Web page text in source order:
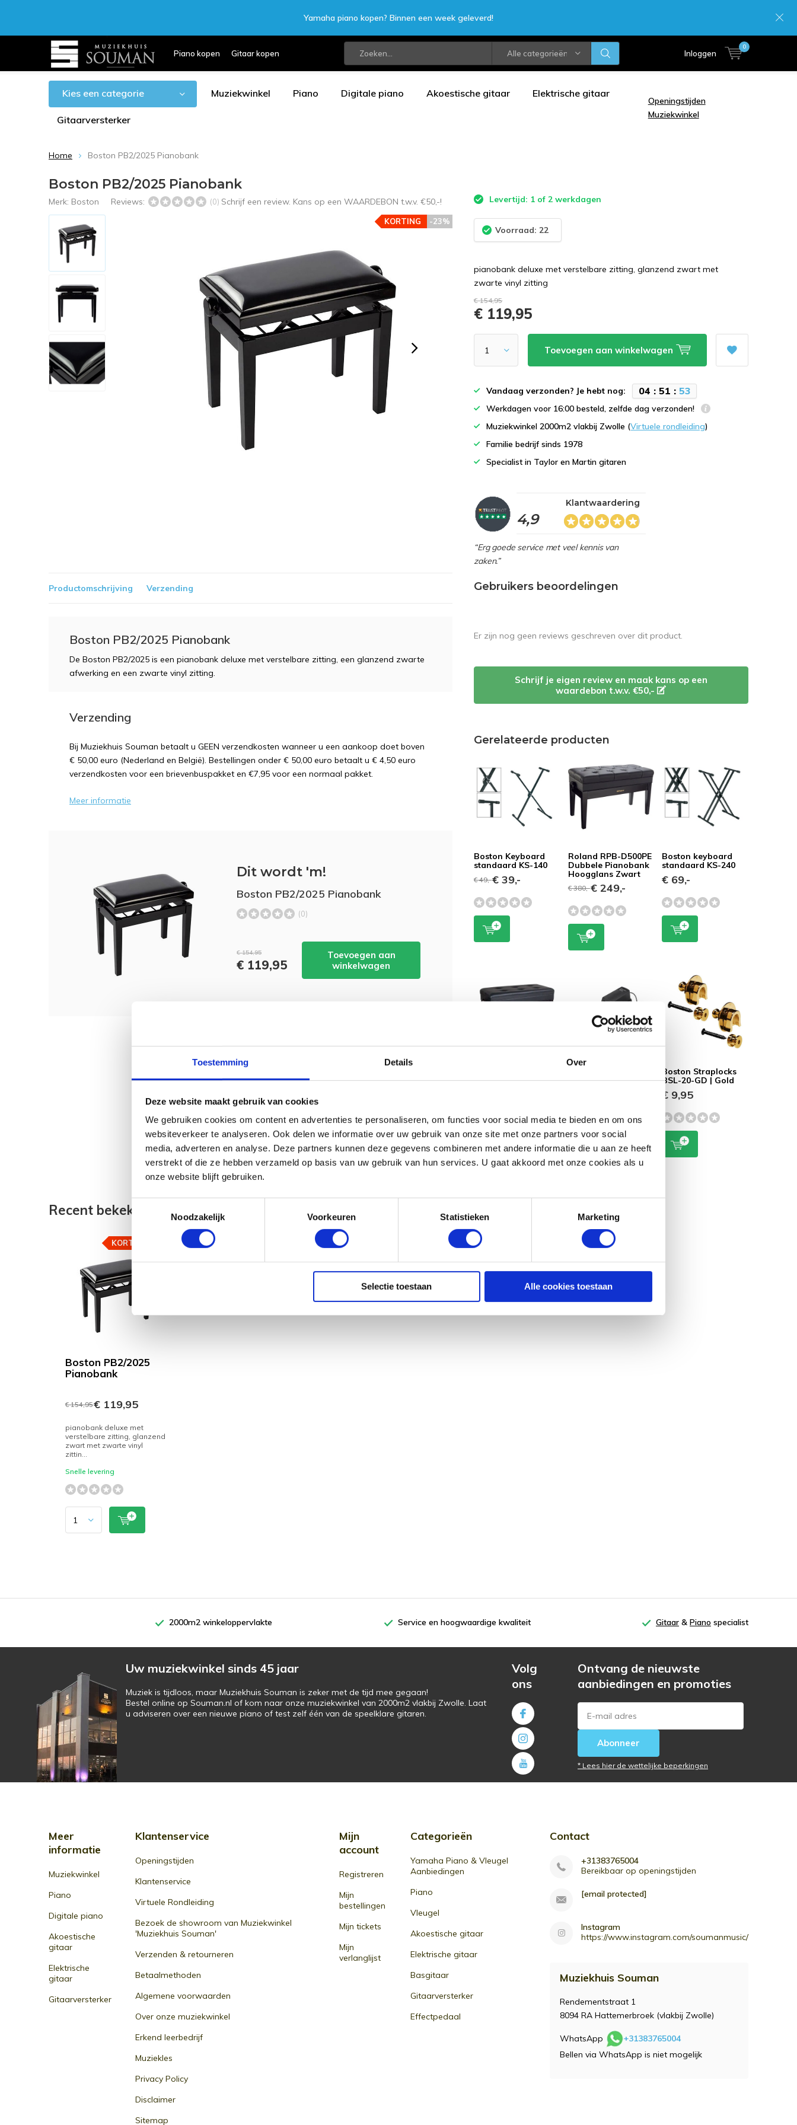
Toestemming Details Over
Deze website maakt gebruik van cookies
We gebruiken cookies om content en advertenties te personaliseren, om functies voor social media te bieden en om ons
websiteverkeer te analyseren. Ook delen we informatie over uw gebruik van onze site met onze partners voor social
media, adverteren en analyse. Deze partners kunnen deze gegevens combineren met andere informatie die u aan ze heeft
verstrekt of die ze hebben verzameld op basis van uw gebruik van hun services. U gaat akkoord met onze cookies als u
onze website blijft gebruiken.
Noodzakelijk
Voorkeuren Statistieken Marketing
Selectie toestaan Alle cookies toestaan
Piano kopen Gitaar kopen Alle categorieën Inloggen
0
Yamaha piano kopen? Binnen een week geleverd!
Kies een categorie Muziekwinkel Piano Digitale piano Akoestische gitaar Elektrische gitaar
Gitaarversterker
Openingstijden
Muziekwinkel
Home Boston PB2/2025 Pianobank
Boston PB2/2025 Pianobank
Merk: Boston Reviews: (0) Schrijf een review. Kans op een WAARDEBON t.w.v. €50,-!
-23%
KORTING
Levertijd: 1 of 2 werkdagen
Voorraad: 22
pianobank deluxe met verstelbare zitting, glanzend zwart met
zwarte vinyl zitting
€ 154,95
€ 119,95
Toevoegen aan winkelwagen
Vandaag verzonden? Je hebt nog: 04 :51 :53
Werkdagen voor 16:00 besteld, zelfde dag verzonden!
Muziekwinkel 2000m2 vlakbij Zwolle (Virtuele rondleiding)
Familie bedrijf sinds 1978
Specialist in Taylor en Martin gitaren
4,9
Klantwaardering
“Erg goede service met veel kennis van
zaken.”
Productomschrijving Verzending
Boston PB2/2025 Pianobank
De Boston PB2/2025 is een pianobank deluxe met verstelbare zitting, een glanzend zwarte
afwerking en een zwarte vinyl zitting.
Verzending
Bij Muziekhuis Souman betaalt u GEEN verzendkosten wanneer u een aankoop doet boven
€ 50,00 euro (Nederland en België). Bestellingen onder € 50,00 euro betaalt u € 4,50 euro
verzendkosten voor een brievenbuspakket en €7,95 voor een normaal pakket.
Meer informatie
Dit wordt 'm!
Boston PB2/2025 Pianobank
(0)
€ 154,95
€ 119,95
Toevoegen aan
winkelwagen
Gebruikers beoordelingen
Er zijn nog geen reviews geschreven over dit product.
Schrijf je eigen review en maak kans op een
waardebon t.w.v. €50,-
Gerelateerde producten
Boston Keyboard
standaard KS-140
€ 49,-€ 39,-
Roland RPB-D500PE
Dubbele Pianobank
Hoogglans Zwart
€ 380,-€ 249,-
Boston keyboard
standaard KS-240
€ 69,-
D400RW Dubbele
Sustain pedaal
Boston Straplocks
BSL-20-GD | Gold
€ 9,95
Recent bekeken
Boston PB2/2025
Pianobank
KORTING
€ 154,95€ 119,95
pianobank deluxe met
verstelbare zitting, glanzend
zwart met zwarte vinyl
zittin...
Snelle levering
2000m2 winkeloppervlakte Service en hoogwaardige kwaliteit Gitaar & Piano specialist
Uw muziekwinkel sinds 45 jaar
Muziek is tijdloos, maar Muziekhuis Souman is zeker met de tijd mee gegaan!
Bestel online op Souman.nl of kom naar onze muziekwinkel van 2000m2 vlakbij Zwolle. Laat
u adviseren over een nieuwe piano of test zelf één van de speelklare gitaren.
Volg
ons
Ontvang de nieuwste
aanbiedingen en promoties
Abonneer
* Lees hier de wettelijke beperkingen
Meer
informatie
Muziekwinkel
Piano
Digitale piano
Akoestische
gitaar
Elektrische
gitaar
Gitaarversterker
Klantenservice
Openingstijden
Klantenservice
Virtuele Rondleiding
Bezoek de showroom van Muziekwinkel
'Muziekhuis Souman'
Verzenden & retourneren
Betaalmethoden
Algemene voorwaarden
Over onze muziekwinkel
Erkend leerbedrijf
Muziekles
Privacy Policy
Disclaimer
Sitemap
Mijn
account
Registreren
Mijn
bestellingen
Mijn tickets
Mijn
verlanglijst
Categorieën
Yamaha Piano & Vleugel
Aanbiedingen
Piano
Vleugel
Akoestische gitaar
Elektrische gitaar
Basgitaar
Gitaarversterker
Effectpedaal
Contact
+31383765004
Bereikbaar op openingstijden
[email protected]
Instagram
https://www.instagram.com/soumanmusic/
Muziekhuis Souman
Rendementstraat 1
8094 RA Hattemerbroek (vlakbij Zwolle)
WhatsApp
+31383765004
Bellen via WhatsApp is niet mogelijk